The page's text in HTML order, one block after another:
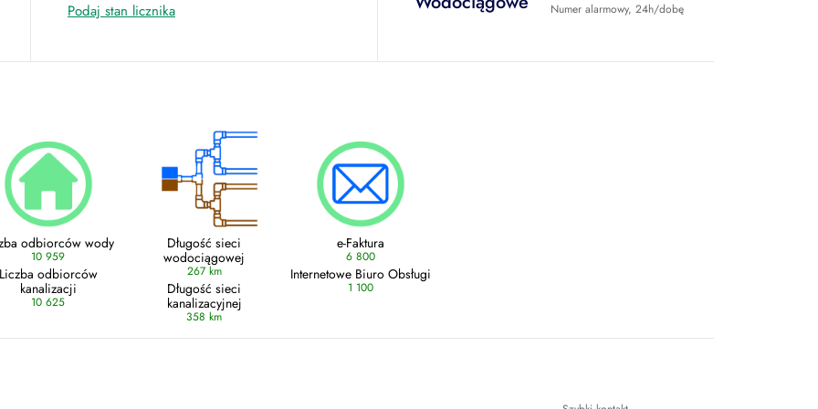
Podaj stan licznika Numer alarmowy, 24h/dobę
odbiorców wody
10 959
Liczba odbiorców
kanalizacji
10 625
Długość sieci
wodociągowej
267 km
Długość sieci
kanalizacyjnej
358 km
e-Faktura
6 800
Internetowe Biuro Obsługi
1 100